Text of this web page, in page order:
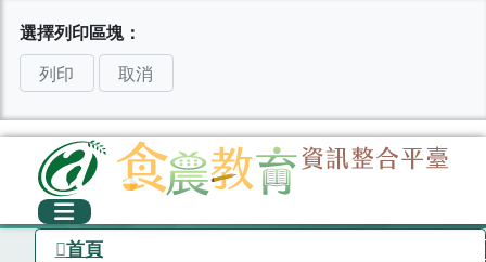
選擇列印區塊：
列印
取消
首頁